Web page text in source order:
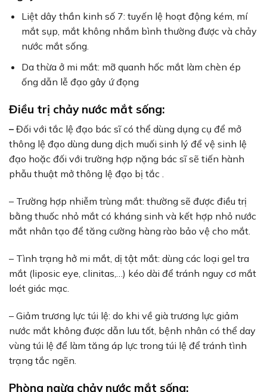
Liệt dây thần kinh số 7: tuyến lệ hoạt động kém, mí
mắt sụp, mắt không nhắm bình thường được và chảy
nước mắt sống.
Da thừa ở mi mắt: mỡ quanh hốc mắt làm chèn ép
ống dẫn lễ đạo gây ứ đọng
Điều trị chảy nước mắt sống:
– Đối với tắc lệ đạo bác sĩ có thể dùng dụng cụ để mở
thông lệ đạo dùng dung dịch muối sinh lý để vệ sinh lệ
đạo hoặc đối với trường hợp nặng bác sĩ sẽ tiến hành
phẫu thuật mở thông lệ đạo bị tắc .
– Trường hợp nhiễm trùng mắt: thường sẽ được điều trị
bằng thuốc nhỏ mắt có kháng sinh và kết hợp nhỏ nước
mắt nhân tạo để tăng cường hàng rào bảo vệ cho mắt.
– Tình trạng hở mi mắt, dị tật mắt: dùng các loại gel tra
mắt (liposic eye, clinitas,…) kéo dài để tránh nguy cơ mắt
loét giác mạc.
– Giảm trương lực túi lệ: do khi về già trương lực giảm
nước mắt không được dẫn lưu tốt, bệnh nhân có thể day
vùng túi lệ để làm tăng áp lực trong túi lệ để tránh tình
trạng tắc ngẽn.
Phòng ngừa chảy nước mắt sống: